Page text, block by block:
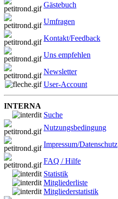
Gästebuch
Umfragen
Kontakt/Feedback
Uns empfehlen
Newsletter
User-Account
INTERNA
Suche
Nutzungsbedingung
Impressum/Datenschutz
FAQ / Hilfe
Statistik
Mitgliederliste
Mitgliederstatistik